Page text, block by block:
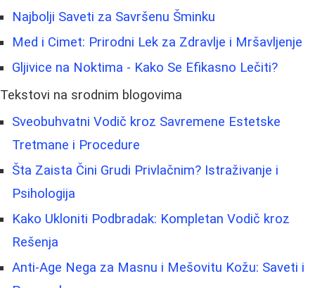
Najbolji Saveti za Savršenu Šminku
Med i Cimet: Prirodni Lek za Zdravlje i Mršavljenje
Gljivice na Noktima - Kako Se Efikasno Lečiti?
Tekstovi na srodnim blogovima
Sveobuhvatni Vodič kroz Savremene Estetske
Tretmane i Procedure
Šta Zaista Čini Grudi Privlačnim? Istraživanje i
Psihologija
Kako Ukloniti Podbradak: Kompletan Vodič kroz
Rešenja
Anti-Age Nega za Masnu i Mešovitu Kožu: Saveti i